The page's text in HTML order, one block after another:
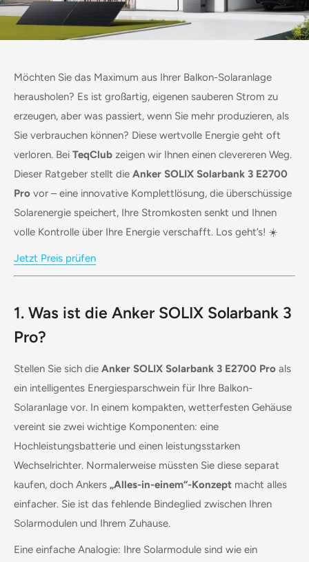
Möchten Sie das Maximum aus Ihrer Balkon-Solaranlage
herausholen? Es ist großartig, eigenen sauberen Strom zu
erzeugen, aber was passiert, wenn Sie mehr produzieren, als
Sie verbrauchen können? Diese wertvolle Energie geht oft
verloren. Bei TeqClub zeigen wir Ihnen einen clevereren Weg.
Dieser Ratgeber stellt die Anker SOLIX Solarbank 3 E2700
Pro vor – eine innovative Komplettlösung, die überschüssige
Solarenergie speichert, Ihre Stromkosten senkt und Ihnen
volle Kontrolle über Ihre Energie verschafft. Los geht’s! ☀️
Jetzt Preis prüfen
1. Was ist die Anker SOLIX Solarbank 3
Pro?
Stellen Sie sich die Anker SOLIX Solarbank 3 E2700 Pro als
ein intelligentes Energiesparschwein für Ihre Balkon-
Solaranlage vor. In einem kompakten, wetterfesten Gehäuse
vereint sie zwei wichtige Komponenten: eine
Hochleistungsbatterie und einen leistungsstarken
Wechselrichter. Normalerweise müssten Sie diese separat
kaufen, doch Ankers „Alles-in-einem“-Konzept macht alles
einfacher. Sie ist das fehlende Bindeglied zwischen Ihren
Solarmodulen und Ihrem Zuhause.
Eine einfache Analogie: Ihre Solarmodule sind wie ein